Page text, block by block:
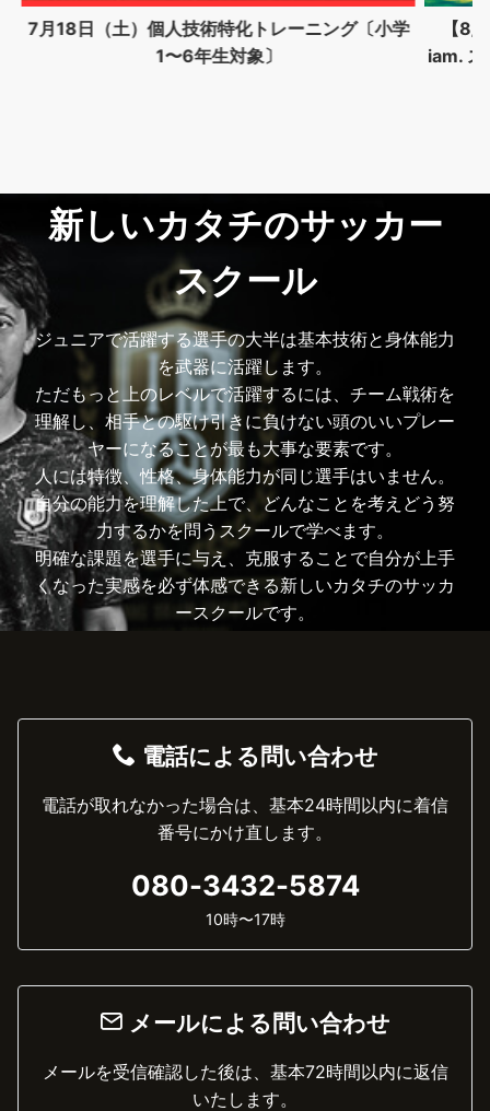
〔小学
【8/12(水)9:00~16:00】 ARROWZ GYM ×
iam. スペシャルコラボイベントinベススタ地下体
新しいカタチのサッカー
スクール
ジュニアで活躍する選手の大半は基本技術と身体能力
を武器に活躍します。
ただもっと上のレベルで活躍するには、チーム戦術を
理解し、相手との駆け引きに負けない頭のいいプレー
ヤーになることが最も大事な要素です。
人には特徴、性格、身体能力が同じ選手はいません。
自分の能力を理解した上で、どんなことを考えどう努
力するかを問うスクールで学べます。
明確な課題を選手に与え、克服することで自分が上手
くなった実感を必ず体感できる新しいカタチのサッカ
ースクールです。
電話による問い合わせ
電話が取れなかった場合は、基本24時間以内に着信
番号にかけ直します。
080-3432-5874
10時〜17時
メールによる問い合わせ
メールを受信確認した後は、基本72時間以内に返信
いたします。